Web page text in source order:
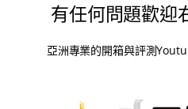
有任何問題歡迎
亞洲專業的開箱與評測